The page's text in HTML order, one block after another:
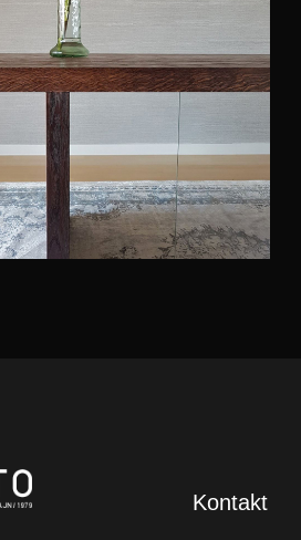
Kontakt